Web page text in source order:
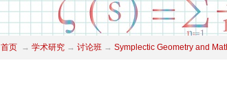
首页 → 学术研究 → 讨论班 → Symplectic Geometry and